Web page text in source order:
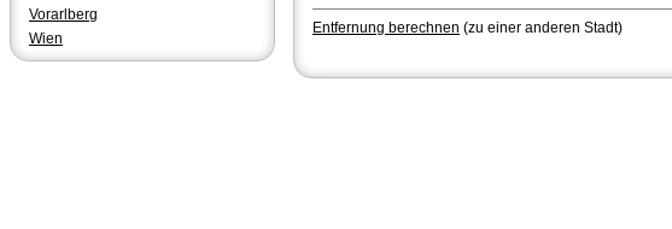
Vorarlberg
Wien
Entfernung berechnen (zu einer anderen Stadt)